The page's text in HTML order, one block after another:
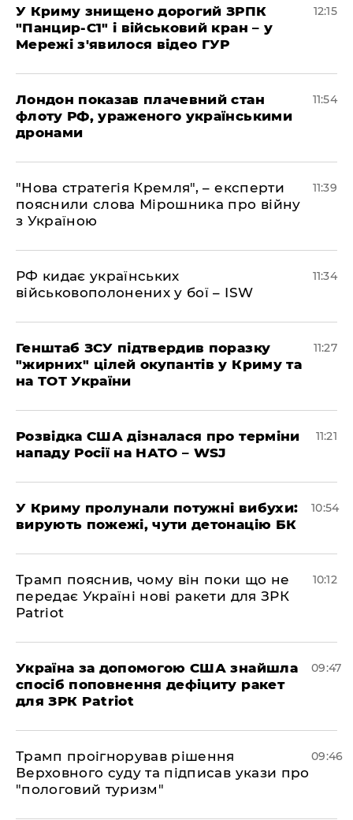
У Криму знищено дорогий ЗРПК
"Панцир-С1" і військовий кран – у
Мережі з'явилося відео ГУР
12:15
Лондон показав плачевний стан
флоту РФ, ураженого українськими
дронами
11:54
"Нова стратегія Кремля", – експерти
пояснили слова Мірошника про війну
з Україною
11:39
РФ кидає українських
військовополонених у бої – ISW
11:34
Генштаб ЗСУ підтвердив поразку
"жирних" цілей окупантів у Криму та
на ТОТ України
11:27
Розвідка США дізналася про терміни
нападу Росії на НАТО – WSJ
11:21
У Криму пролунали потужні вибухи:
вирують пожежі, чути детонацію БК
10:54
Трамп пояснив, чому він поки що не
передає Україні нові ракети для ЗРК
Patriot
10:12
Україна за допомогою США знайшла
спосіб поповнення дефіциту ракет
для ЗРК Patriot
09:47
Трамп проігнорував рішення
Верховного суду та підписав укази про
"пологовий туризм"
09:46